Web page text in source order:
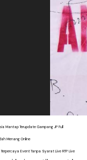
Mantap Terupdate Gampang JP Full
Menang Online
Event Tanpa Syarat Live RTP Live